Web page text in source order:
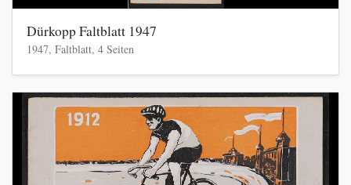
Dürkopp Faltblatt 1947
1947, Faltblatt, 4 Seiten